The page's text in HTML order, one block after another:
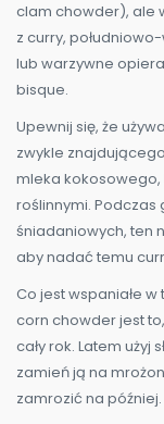
clam chowder), ale
z curry,
lub warzywne
bisque.
Upewnij się, że
zwykle
mleka kokosowego,
roślinnymi. Podczas
śniadaniowych, ten
aby nadać temu
Co jest wspaniałe
corn chowder jest
cały rok. Latem użyj
zamień ją na
zamrozić na później.